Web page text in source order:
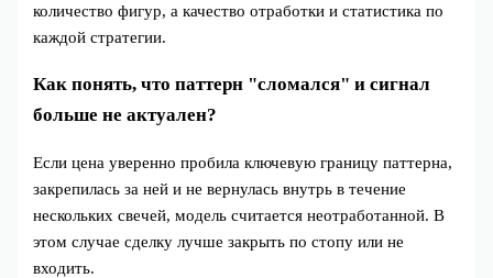
количество фигур, а качество отработки и статистика по
каждой стратегии.
Как понять, что паттерн "сломался" и сигнал
больше не актуален?
Если цена уверенно пробила ключевую границу паттерна,
закрепилась за ней и не вернулась внутрь в течение
нескольких свечей, модель считается неотработанной. В
этом случае сделку лучше закрыть по стопу или не
входить.